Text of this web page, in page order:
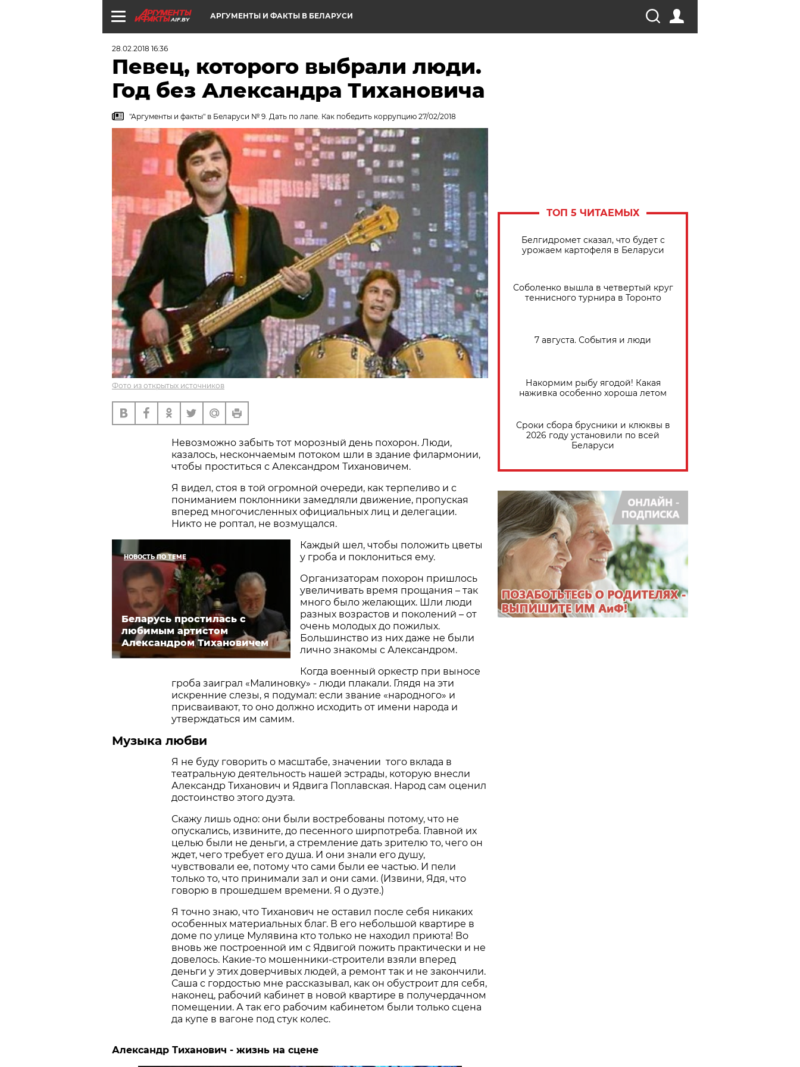
AIF.BY АРГУМЕНТЫ И ФАКТЫ В БЕЛАРУСИ
28.02.2018 16:36
Певец, которого выбрали люди.
Год без Александра Тихановича
"Аргументы и факты" в Беларуси № 9. Дать по лапе. Как победить коррупцию 27/02/2018
Фото из открытых источников
Невозможно забыть тот морозный день похорон. Люди,
казалось, нескончаемым потоком шли в здание филармонии,
чтобы проститься с Александром Тихановичем.
Я видел, стоя в той огромной очереди, как терпеливо и с
пониманием поклонники замедляли движение, пропуская
вперед многочисленных официальных лиц и делегации.
Никто не роптал, не возмущался.
НОВОСТЬ ПО ТЕМЕ
Беларусь простилась с
любимым артистом
Александром Тихановичем
Каждый шел, чтобы положить цветы
у гроба и поклониться ему.
Организаторам похорон пришлось
увеличивать время прощания – так
много было желающих. Шли люди
разных возрастов и поколений – от
очень молодых до пожилых.
Большинство из них даже не были
лично знакомы с Александром.
Когда военный оркестр при выносе
гроба заиграл «Малиновку» - люди плакали. Глядя на эти
искренние слезы, я подумал: если звание «народного» и
присваивают, то оно должно исходить от имени народа и
утверждаться им самим.
Музыка любви
Я не буду говорить о масштабе, значении того вклада в
театральную деятельность нашей эстрады, которую внесли
Александр Тиханович и Ядвига Поплавская. Народ сам оценил
достоинство этого дуэта.
Скажу лишь одно: они были востребованы потому, что не
опускались, извините, до песенного ширпотреба. Главной их
целью были не деньги, а стремление дать зрителю то, чего он
ждет, чего требует его душа. И они знали его душу,
чувствовали ее, потому что сами были ее частью. И пели
только то, что принимали зал и они сами. (Извини, Ядя, что
говорю в прошедшем времени. Я о дуэте.)
Я точно знаю, что Тиханович не оставил после себя никаких
особенных материальных благ. В его небольшой квартире в
доме по улице Мулявина кто только не находил приюта! Во
вновь же построенной им с Ядвигой пожить практически и не
довелось. Какие-то мошенники-строители взяли вперед
деньги у этих доверчивых людей, а ремонт так и не закончили.
Саша с гордостью мне рассказывал, как он обустроит для себя,
наконец, рабочий кабинет в новой квартире в получердачном
помещении. А так его рабочим кабинетом были только сцена
да купе в вагоне под стук колес.
Александр Тиханович - жизнь на сцене
ТОП 5 ЧИТАЕМЫХ
Белгидромет сказал, что будет с
урожаем картофеля в Беларуси
Соболенко вышла в четвертый круг
теннисного турнира в Торонто
7 августа. События и люди
Накормим рыбу ягодой! Какая
наживка особенно хороша летом
Сроки сбора брусники и клюквы в
2026 году установили по всей
Беларуси